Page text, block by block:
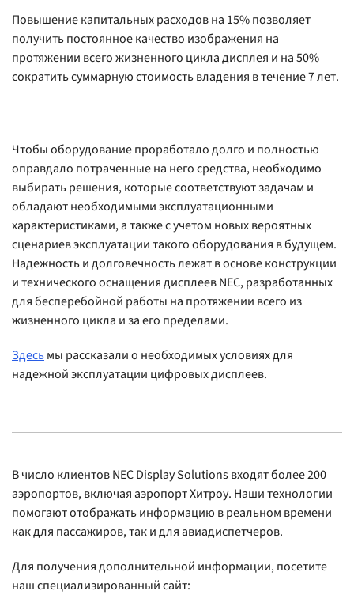
Повышение капитальных расходов на 15% позволяет
получить постоянное качество изображения на
протяжении всего жизненного цикла дисплея и на 50%
сократить суммарную стоимость владения в течение 7 лет.
Чтобы оборудование проработало долго и полностью
оправдало потраченные на него средства, необходимо
выбирать решения, которые соответствуют задачам и
обладают необходимыми эксплуатационными
характеристиками, а также с учетом новых вероятных
сценариев эксплуатации такого оборудования в будущем.
Надежность и долговечность лежат в основе конструкции
и технического оснащения дисплеев NEC, разработанных
для бесперебойной работы на протяжении всего из
жизненного цикла и за его пределами.
Здесьмы рассказали о необходимых условиях для
надежной эксплуатации цифровых дисплеев.
В число клиентов NEC Display Solutions входят более 200
аэропортов, включая аэропорт Хитроу. Наши технологии
помогают отображать информацию в реальном времени
как для пассажиров, так и для авиадиспетчеров.
Для получения дополнительной информации, посетите
наш специализированный сайт: